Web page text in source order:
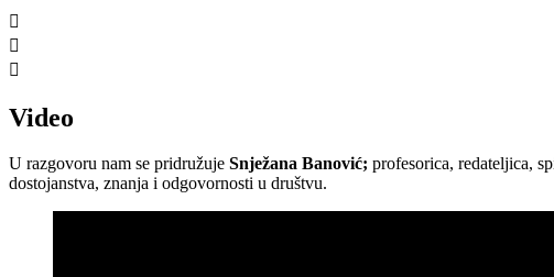
Video
U razgovoru nam se pridružuje Snježana Banović; profesorica, redateljica,
dostojanstva, znanja i odgovornosti u društvu.